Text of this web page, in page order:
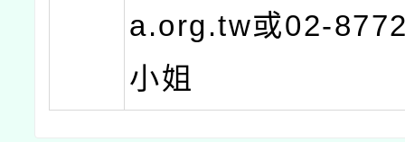
a.org.tw或02-
小姐